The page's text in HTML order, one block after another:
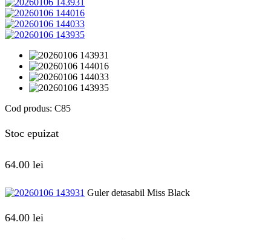
Cod produs: C85
Stoc epuizat
64.00 lei
Guler detasabil Miss Black
64.00 lei